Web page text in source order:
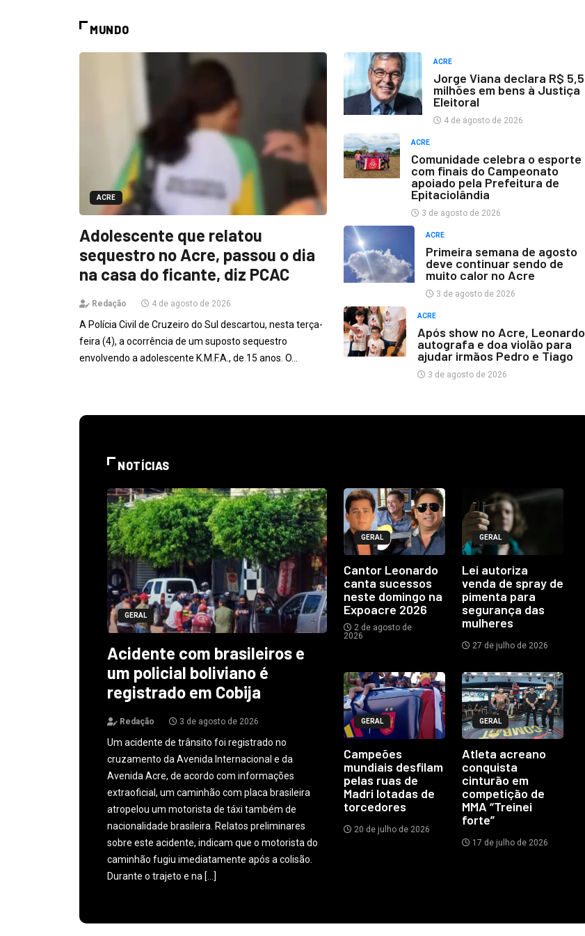
MUNDO
ACRE
Adolescente que relatou
sequestro no Acre, passou o dia
na casa do ficante, diz PCAC
Redação 4 de agosto de 2026
A Polícia Civil de Cruzeiro do Sul descartou, nesta terça-
feira (4), a ocorrência de um suposto sequestro
envolvendo a adolescente K.M.F.A., de 15 anos. O…
ACRE
Jorge Viana declara R$ 5,5
milhões em bens à Justiça
Eleitoral
4 de agosto de 2026
ACRE
Comunidade celebra o esporte
com finais do Campeonato
apoiado pela Prefeitura de
Epitaciolândia
3 de agosto de 2026
ACRE
Primeira semana de agosto
deve continuar sendo de
muito calor no Acre
3 de agosto de 2026
ACRE
Após show no Acre, Leonardo
autografa e doa violão para
ajudar irmãos Pedro e Tiago
3 de agosto de 2026
NOTÍCIAS
GERAL
Acidente com brasileiros e
um policial boliviano é
registrado em Cobija
Redação 3 de agosto de 2026
Um acidente de trânsito foi registrado no
cruzamento da Avenida Internacional e da
Avenida Acre, de acordo com informações
extraoficial, um caminhão com placa brasileira
atropelou um motorista de táxi também de
nacionalidade brasileira. Relatos preliminares
sobre este acidente, indicam que o motorista do
caminhão fugiu imediatamente após a colisão.
Durante o trajeto e na […]
GERAL
Cantor Leonardo
canta sucessos
neste domingo na
Expoacre 2026
2 de agosto de
2026
GERAL
Lei autoriza
venda de spray de
pimenta para
segurança das
mulheres
27 de julho de 2026
GERAL
Campeões
mundiais desfilam
pelas ruas de
Madri lotadas de
torcedores
20 de julho de 2026
GERAL
Atleta acreano
conquista
cinturão em
competição de
MMA “Treinei
forte”
17 de julho de 2026